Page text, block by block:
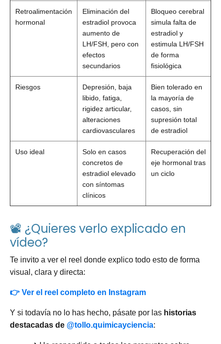
Retroalimentación
hormonal
Eliminación del
estradiol provoca
aumento de
LH/FSH, pero con
efectos
secundarios
Bloqueo cerebral
simula falta de
estradiol y
estimula LH/FSH
de forma
fisiológica
Riesgos
Depresión, baja
libido, fatiga,
rigidez articular,
alteraciones
cardiovasculares
Bien tolerado en
la mayoría de
casos, sin
supresión total
de estradiol
Uso ideal
Solo en casos
concretos de
estradiol elevado
con síntomas
clínicos
Recuperación del
eje hormonal tras
un ciclo
📽️ ¿Quieres verlo explicado en
vídeo?
Te invito a ver el reel donde explico todo esto de forma
visual, clara y directa:
👉 Ver el reel completo en Instagram
Y si todavía no lo has hecho, pásate por las historias
destacadas de @tollo.quimicayciencia: